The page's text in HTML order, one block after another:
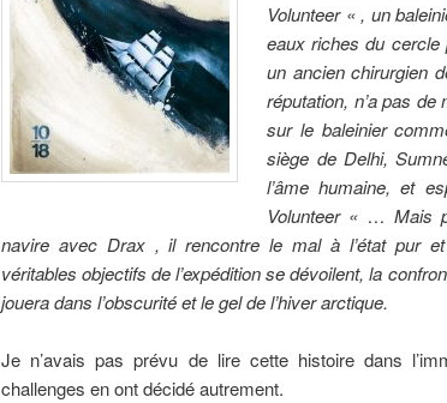
Volunteer « , un
eaux riches du cercle
un ancien chirurgien
réputation, n’a pas de
sur le baleinier
siège de Delhi,
l’âme humaine, et
Volunteer « … Mais
navire avec Drax , il rencontre le mal à l’état pur
véritables objectifs de l’expédition se dévoilent, la
jouera dans l’obscurité et le gel de l’hiver arctique.
Je n’avais pas prévu de lire cette histoire dans
challenges en ont décidé autrement.